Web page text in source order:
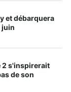
et débarquera
juin
2 s'inspirerait
de son